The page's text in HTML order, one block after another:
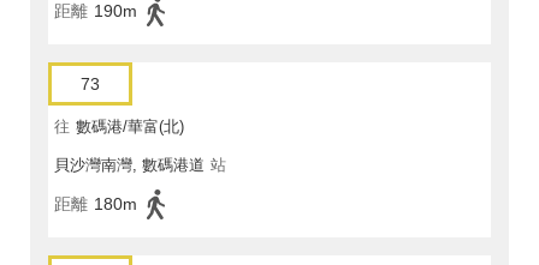
距離 190m
73
往 數碼港/華富(北)
貝沙灣南灣, 數碼港道 站
距離 180m